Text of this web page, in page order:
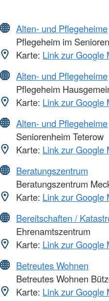
Alten- und Pflegeheime
Pflegeheim im
Karte: Link zur Google
Alten- und Pflegeheime
Pflegeheim
Karte: Link zur Google
Alten- und Pflegeheime
Seniorenheim Teterow
Karte: Link zur Google
Beratungszentrum
Beratungszentrum
Karte: Link zur Google
Bereitschaften /
Ehrenamtszentrum
Karte: Link zur Google
Betreutes Wohnen
Betreutes Wohnen
Karte: Link zur Google